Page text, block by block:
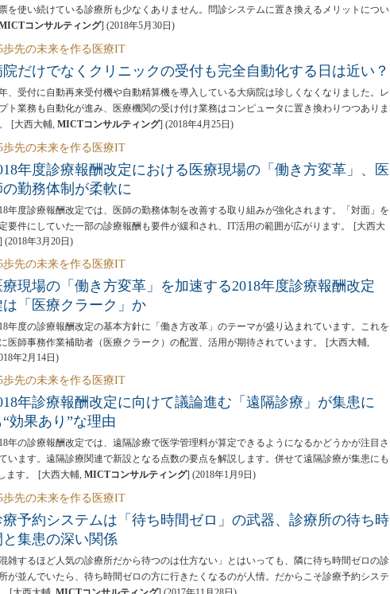
を使い続けている診療所も少なくありません。問診システムに置き換えるメリットについ
コンサルティング] (2018年5月30日 )
歩先の未来を作る医療IT
院だけでなくクリニックの受付も完全自動化する日は近い？
、受付に自動再来受付機や自動精算機を導入している大病院は珍しくなくなりました。レ
ト業務も自動化が進み、医療機関の受け付け業務はコンピュータに置き換わりつつありま
[大西大輔, MICTコンサルティング] (2018年4月25日 )
歩先の未来を作る医療IT
年度診療報酬改定における医療現場の「働き方変革」、医
の勤務体制が柔軟に
年度診療報酬改定では、医師の勤務体制を改善する取り組みが強化されます。「対面」を
要件にしていた一部の診療報酬も要件が緩和され、IT活用の範囲が広がります。
[大西大
] (2018年3月20日 )
歩先の未来を作る医療IT
療現場の「働き方変革」を加速する2018年度診療報酬改定
は「医療クラーク」か
年度の診療報酬改定の基本方針に「働き方改革」のテーマが盛り込まれています。これを
医師事務作業補助者（医療クラーク）の配置、活用が期待されています。
[大西大輔,
年2月14日 )
歩先の未来を作る医療IT
年診療報酬改定に向けて議論進む「遠隔診療」が集患に
“効果あり”な理由
年の診療報酬改定では、遠隔診療で医学管理料が算定できるようになるかどうかが注目さ
います。遠隔診療関連で新設となる点数の要点を解説します。併せて遠隔診療が集患にも
す。
[大西大輔, MICTコンサルティング] (2018年1月9日 )
歩先の未来を作る医療IT
療予約システムは「待ち時間ゼロ」の武器、診療所の待ち時
と集患の深い関係
混雑するほど人気の診療所だから待つのは仕方ない」とはいっても、隣に待ち時間ゼロの診
が並んでいたら、待ち時間ゼロの方に行きたくなるのが人情。だからこそ診療予約システ